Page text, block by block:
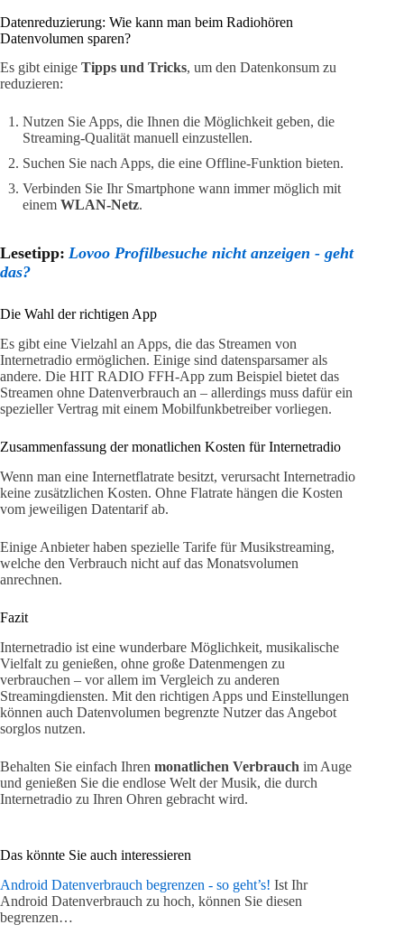
Datenreduzierung: Wie kann man beim Radiohören
Datenvolumen sparen?
Es gibt einige Tipps und Tricks, um den Datenkonsum zu
reduzieren:
Nutzen Sie Apps, die Ihnen die Möglichkeit geben, die
Streaming-Qualität manuell einzustellen.
Suchen Sie nach Apps, die eine Offline-Funktion bieten.
Verbinden Sie Ihr Smartphone wann immer möglich mit
einem WLAN-Netz.
Lesetipp: Lovoo Profilbesuche nicht anzeigen - geht
das?
Die Wahl der richtigen App
Es gibt eine Vielzahl an Apps, die das Streamen von
Internetradio ermöglichen. Einige sind datensparsamer als
andere. Die HIT RADIO FFH-App zum Beispiel bietet das
Streamen ohne Datenverbrauch an – allerdings muss dafür ein
spezieller Vertrag mit einem Mobilfunkbetreiber vorliegen.
Zusammenfassung der monatlichen Kosten für Internetradio
Wenn man eine Internetflatrate besitzt, verursacht Internetradio
keine zusätzlichen Kosten. Ohne Flatrate hängen die Kosten
vom jeweiligen Datentarif ab.
Einige Anbieter haben spezielle Tarife für Musikstreaming,
welche den Verbrauch nicht auf das Monatsvolumen
anrechnen.
Fazit
Internetradio ist eine wunderbare Möglichkeit, musikalische
Vielfalt zu genießen, ohne große Datenmengen zu
verbrauchen – vor allem im Vergleich zu anderen
Streamingdiensten. Mit den richtigen Apps und Einstellungen
können auch Datenvolumen begrenzte Nutzer das Angebot
sorglos nutzen.
Behalten Sie einfach Ihren monatlichen Verbrauch im Auge
und genießen Sie die endlose Welt der Musik, die durch
Internetradio zu Ihren Ohren gebracht wird.
Das könnte Sie auch interessieren
Android Datenverbrauch begrenzen - so geht’s! Ist Ihr
Android Datenverbrauch zu hoch, können Sie diesen
begrenzen…